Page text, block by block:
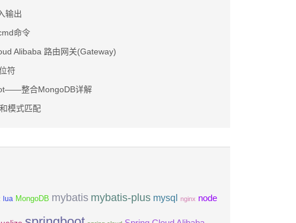
输出
命令
Alibaba 路由网关(Gateway)
符
整合MongoDB详解
模式匹配
lua MongoDB mybatis mybatis-plus mysql nginx node